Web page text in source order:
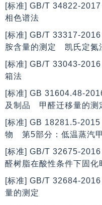
[标准] GB/T 34822-
相色谱法
[标准] GB/T 33317-
胺含量的测定 凯氏定氮
[标准] GB/T 33043-
箱法
[标准] GB 31604.48-
及制品 甲醛迁移量的测
[标准] GB 18281.5-
物 第5部分：低温蒸汽
[标准] GB/T 32675-
醛树脂在酸性条件下固化
[标准] GB/T 32684-
量的测定